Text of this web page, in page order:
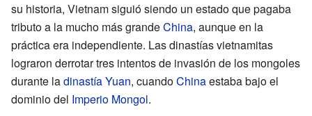
su historia, Vietnam siguió siendo un estado que pagaba
tributo a la mucho más grandeChina, aunque en la
práctica era independiente. Las dinastías vietnamitas
lograron derrotar tres intentos de invasión de los mongoles
durante ladinastía Yuan, cuandoChinaestaba bajo el
dominio del Imperio Mongol.